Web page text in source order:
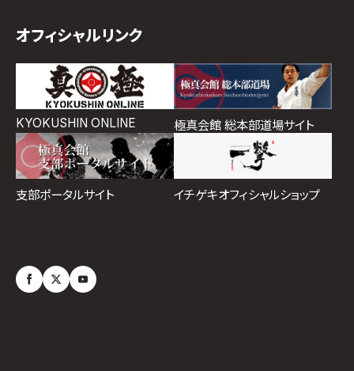
オフィシャルリンク
KYOKUSHIN ONLINE 極真会館 総本部道場サイト
支部ポータルサイト イチゲキオフィシャルショップ